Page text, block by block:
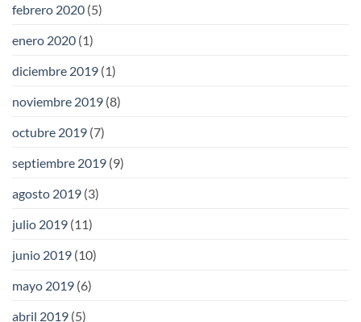
febrero 2020 (5)
enero 2020 (1)
diciembre 2019 (1)
noviembre 2019 (8)
octubre 2019 (7)
septiembre 2019 (9)
agosto 2019 (3)
julio 2019 (11)
junio 2019 (10)
mayo 2019 (6)
abril 2019 (5)